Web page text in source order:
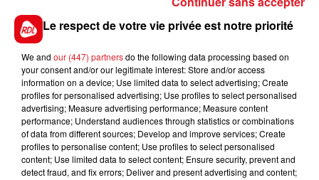
posséde 100% de réussite pour redorer son blason.
7 FRANCO FLEURI
: Il vient de terminer juste
derriére Forever d'Ariane, et à 11 ans il montre
encore des capacités. Sans faire trop d'effort
durant la course, il peut figurer dans l'emballage
final.
*************
En direct des pistes
Le respect de votre vie privée est notre priorité
We and our (447) partnersdo the following data processing based on
your consent and/or our legitimate interest: Store and/or access
information on a device; Use limited data to select advertising; Create
profiles for personalised advertising; Use profiles to select personalised
advertising; Measure advertising performance; Measure content
performance; Understand audiences through statistics or combinations
of data from different sources; Develop and improve services; Create
profiles to personalise content; Use profiles to select personalised
content; Use limited data to select content; Ensure security, prevent and
detect fraud, and fix errors; Deliver and present advertising and content;